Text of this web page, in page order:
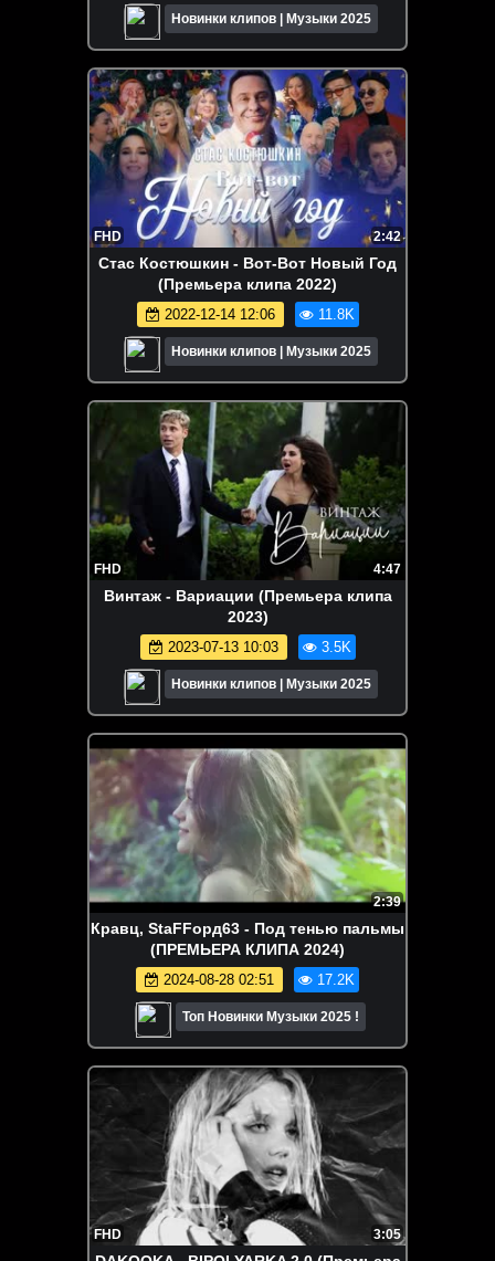
Новинки клипов | Музыки 2025
FHD 2:42
Стас Костюшкин - Вот-Вот Новый Год
(Премьера клипа 2022)
2022-12-14 12:06 11.8K
Новинки клипов | Музыки 2025
FHD 4:47
Винтаж - Вариации (Премьера клипа
2023)
2023-07-13 10:03 3.5K
Новинки клипов | Музыки 2025
2:39
Кравц, StaFFорд63 - Под тенью пальмы
(ПРЕМЬЕРА КЛИПА 2024)
2024-08-28 02:51 17.2K
Топ Новинки Музыки 2025 !
FHD 3:05